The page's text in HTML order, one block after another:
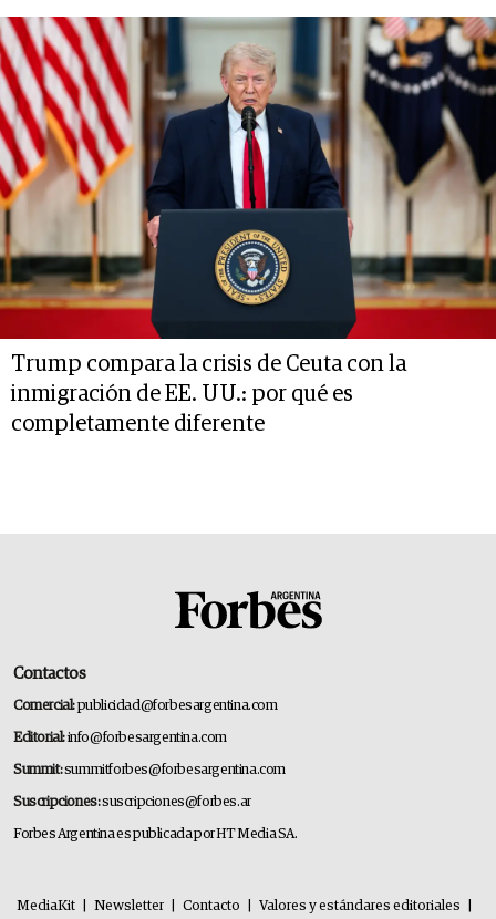
Trump compara la crisis de Ceuta con la
inmigración de EE. UU.: por qué es
completamente diferente
Contactos
Comercial:publicidad@forbesargentina.com
Editorial:info@forbesargentina.com
Summit:summitforbes@forbesargentina.com
Suscripciones:suscripciones@forbes.ar
Forbes Argentina es publicada por HT Media SA.
MediaKit Newsletter Contacto Valores y estándares editoriales